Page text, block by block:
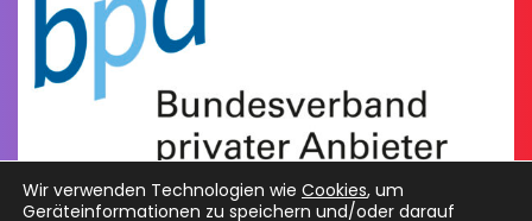
Wir verwenden Technologien wie Cookies, um
Geräteinformationen zu speichern und/oder darauf